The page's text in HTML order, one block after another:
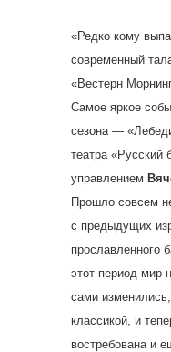
«Редко кому
современный
«Вестерн
Самое яркое
сезона —
театра «Русский
управлением
Прошло совсем
с предыдущих
прославленного
этот период мир
сами
классикой, и
востребована и